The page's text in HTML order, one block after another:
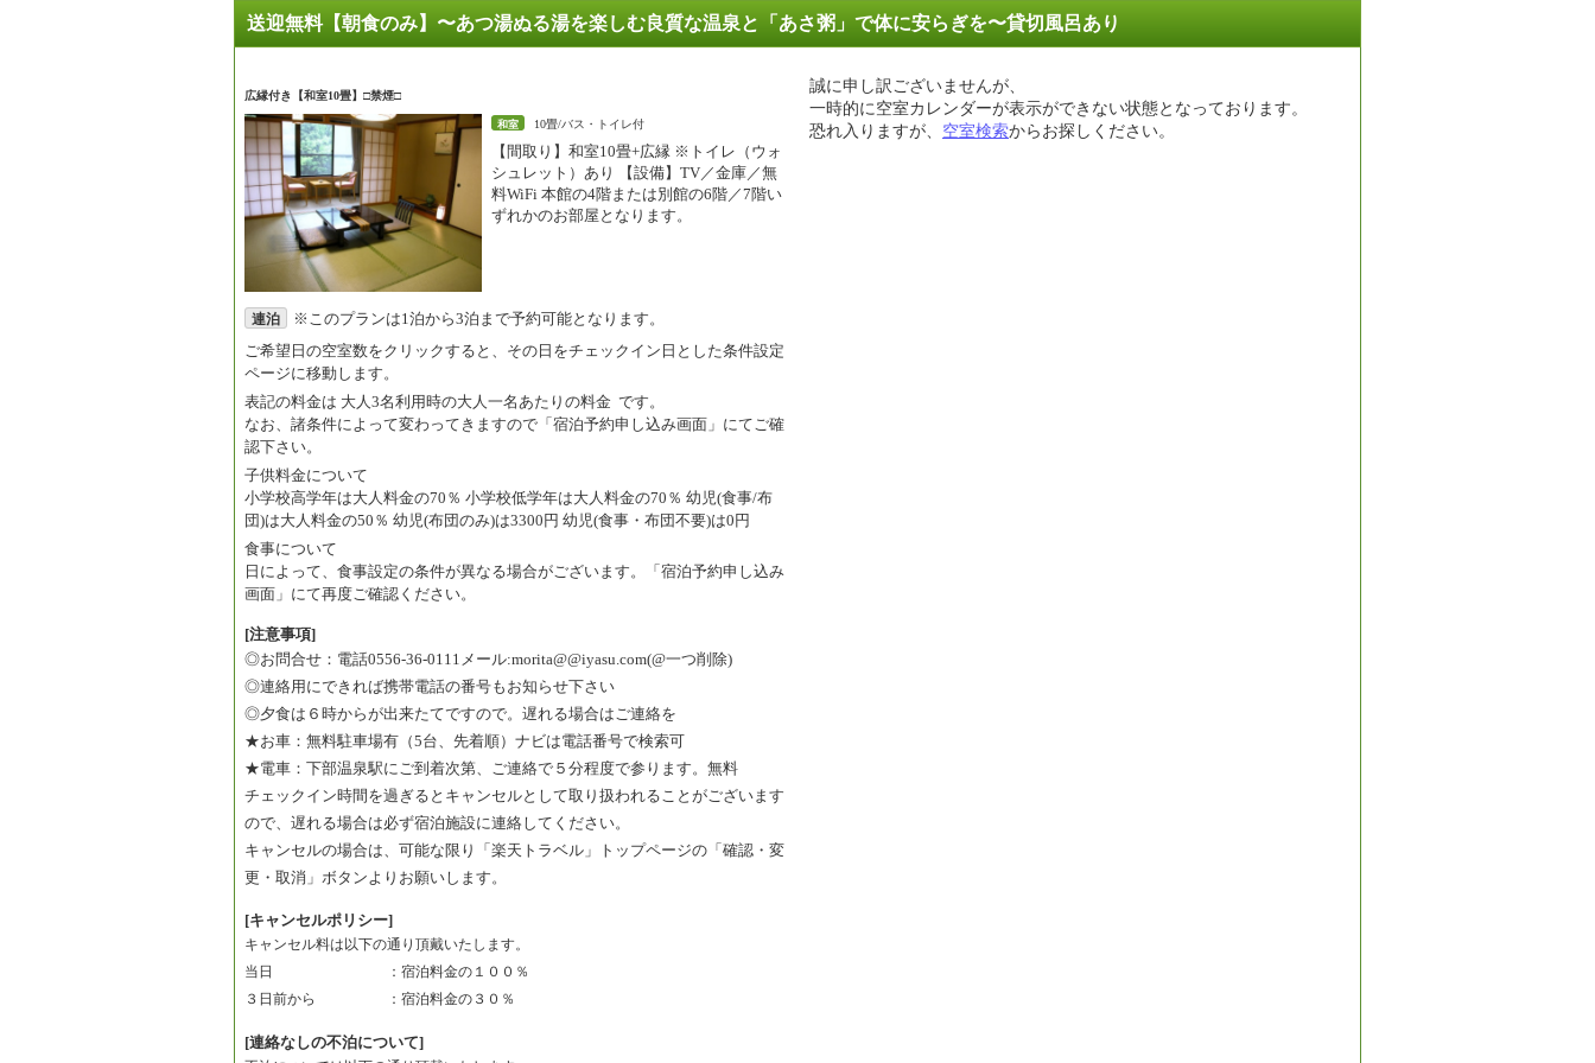
送迎無料【朝食のみ】〜あつ湯ぬる湯を楽しむ良質な温泉と「あさ粥」で体に安らぎを〜貸切風呂あり
広縁付き【和室10畳】□禁煙□
和室 10畳/バス・トイレ付
【間取り】和室10畳+広縁 ※トイレ（ウォ
シュレット）あり 【設備】TV／金庫／無
料WiFi 本館の4階または別館の6階／7階い
ずれかのお部屋となります。
連泊
※このプランは1泊から3泊まで予約可能となります。
ご希望日の空室数をクリックすると、その日をチェックイン日とした条件設定
ページに移動します。
表記の料金は 大人3名利用時の大人一名あたりの料金 です。
なお、諸条件によって変わってきますので「宿泊予約申し込み画面」にてご確
認下さい。
子供料金について
小学校高学年は大人料金の70％ 小学校低学年は大人料金の70％ 幼児(食事/布
団)は大人料金の50％ 幼児(布団のみ)は3300円 幼児(食事・布団不要)は0円
食事について
日によって、食事設定の条件が異なる場合がございます。「宿泊予約申し込み
画面」にて再度ご確認ください。
[注意事項]
◎お問合せ：電話0556-36-0111メール:morita@@iyasu.com(@一つ削除)
◎連絡用にできれば携帯電話の番号もお知らせ下さい
◎夕食は６時からが出来たてですので。遅れる場合はご連絡を
★お車：無料駐車場有（5台、先着順）ナビは電話番号で検索可
★電車：下部温泉駅にご到着次第、ご連絡で５分程度で参ります。無料
チェックイン時間を過ぎるとキャンセルとして取り扱われることがございます
ので、遅れる場合は必ず宿泊施設に連絡してください。
キャンセルの場合は、可能な限り「楽天トラベル」トップページの「確認・変
更・取消」ボタンよりお願いします。
[キャンセルポリシー]
キャンセル料は以下の通り頂戴いたします。
当日　　　　　　　　：宿泊料金の１００％
３日前から　　　　　：宿泊料金の３０％
[連絡なしの不泊について]
誠に申し訳ございませんが、
一時的に空室カレンダーが表示ができない状態となっております。
恐れ入りますが、 空室検索からお探しください。